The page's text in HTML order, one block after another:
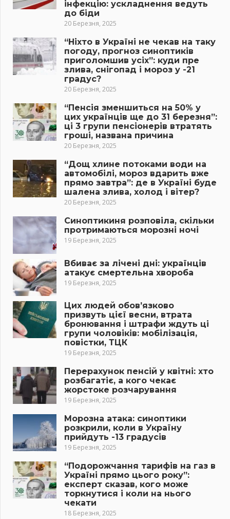
інфекцію: ускладнення ведуть
до біди
20 Березня, 2025
“Ніхто в Україні не чекав на таку
погоду, прогноз синоптиків
приголомшив усіх”: куди пре
злива, снігопад і мороз у -21
градус?
20 Березня, 2025
“Пенсія зменшиться на 50% у
цих українців ще до 31 березня”:
ці 3 групи пенсіонерів втратять
гроші, названа причина
20 Березня, 2025
“Дощ хлине потоками води на
автомобілі, мороз вдарить вже
прямо завтра”: де в Україні буде
шалена злива, холод і вітер?
20 Березня, 2025
Синоптикиня розповіла, скільки
протримаються морозні ночі
19 Березня, 2025
Вбиває за лічені дні: українців
атакує смертельна хвороба
19 Березня, 2025
Цих людей обов’язково
призвуть цієї весни, втрата
бронювання і штрафи ждуть ці
групи чоловіків: мобілізація,
повістки, ТЦК
19 Березня, 2025
Перерахунок пенсій у квітні: хто
розбагатіє, а кого чекає
жорстоке розчарування
19 Березня, 2025
Морозна атака: синоптики
розкрили, коли в Україну
прийдуть -13 градусів
19 Березня, 2025
“Подорожчання тарифів на газ в
Україні прямо цього року”:
експерт сказав, кого може
торкнутися і коли на нього
чекати
18 Березня, 2025